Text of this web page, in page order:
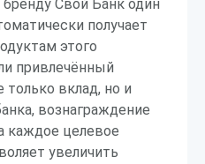
Свой Банк один
получает
этого
привлечённый
вклад, но и
вознаграждение
каждое целевое
увеличить